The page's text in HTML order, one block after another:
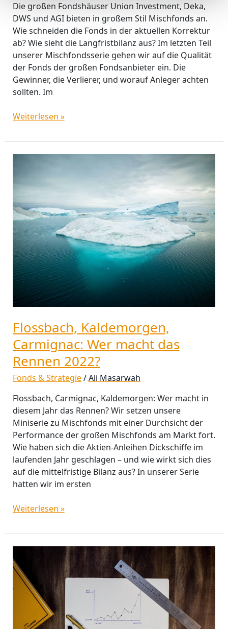
Die großen Fondshäuser Union Investment, Deka,
DWS und AGI bieten in großem Stil Mischfonds an.
Wie schneiden die Fonds in der aktuellen Korrektur
ab? Wie sieht die Langfristbilanz aus? Im letzten Teil
unserer Mischfondsserie gehen wir auf die Qualität
der Fonds der großen Fondsanbieter ein. Die
Gewinner, die Verlierer, und worauf Anleger achten
sollten. Im
Weiterlesen »
Flossbach, Kaldemorgen,
Carmignac: Wer macht das
Rennen 2022?
Fonds & Strategie/Ali Masarwah
Flossbach, Carmignac, Kaldemorgen: Wer macht in
diesem Jahr das Rennen? Wir setzen unsere
Miniserie zu Mischfonds mit einer Durchsicht der
Performance der großen Mischfonds am Markt fort.
Wie haben sich die Aktien-Anleihen Dickschiffe im
laufenden Jahr geschlagen – und wie wirkt sich dies
auf die mittelfristige Bilanz aus? In unserer Serie
hatten wir im ersten
Carmignac:
macht
das
Rennen
2022?
Weiterlesen »
Bilanz
2022:
Die
Flops